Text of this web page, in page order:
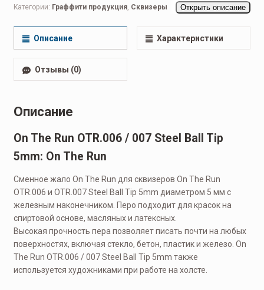
Категории: Граффити продукция, Сквизеры Открыть описание
Описание Характеристики
Отзывы (0)
Описание
On The Run OTR.006 / 007 Steel Ball Tip
5mm: On The Run
Сменное жало On The Run для сквизеров On The Run
OTR.006 и OTR.007 Steel Ball Tip 5mm диаметром 5 мм с
железным наконечником. Перо подходит для красок на
спиртовой основе, масляных и латексных.
Высокая прочность пера позволяет писать почти на любых
поверхностях, включая стекло, бетон, пластик и железо. On
The Run OTR.006 / 007 Steel Ball Tip 5mm также
используется художниками при работе на холсте.